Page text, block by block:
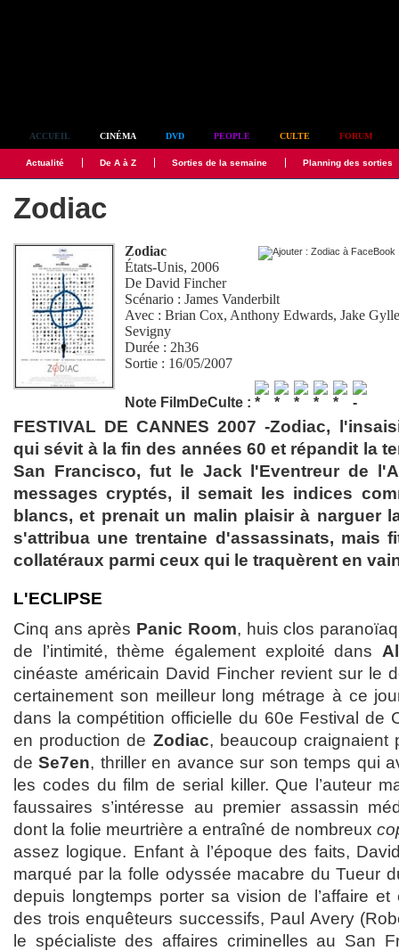
ACCUEIL CINÉMA DVD PEOPLE CULTE FORUM
Actualité De A à Z Sorties de la semaine Planning des sorties
Zodiac
Zodiac
États-Unis, 2006
DeDavid Fincher
Scénario :James Vanderbilt
Avec :Brian Cox, Anthony Edwards,Jake
Sevigny
Durée : 2h36
Sortie : 16/05/2007
Note FilmDeCulte :
FESTIVAL DE CANNES 2007 -Zodiac,
qui sévit à la fin des années 60 et répandit la
San Francisco, fut le Jack l'Eventreur de
messages cryptés, il semait les indices
blancs, et prenait un malin plaisir à narguer
s'attribua une trentaine d'assassinats, mais
collatéraux parmi ceux qui le traquèrent en
L'ECLIPSE
Cinq ans après Panic Room, huis clos
de l’intimité, thème également exploité dans
cinéaste américain David Fincher revient sur le
certainement son meilleur long métrage à ce
dans la compétition officielle du 60e Festival de
en production de Zodiac, beaucoup craignaient
deSe7en, thriller en avance sur son temps qui
les codes du film de serial killer. Que l’auteur
faussaires s’intéresse au premier assassin
dont la folie meurtrière a entraîné de nombreux
assez logique. Enfant à l’époque des faits,
marqué par la folle odyssée macabre du Tueur
depuis longtemps porter sa vision de l’affaire et
des trois enquêteurs successifs, Paul Avery
le spécialiste des affaires criminelles au San